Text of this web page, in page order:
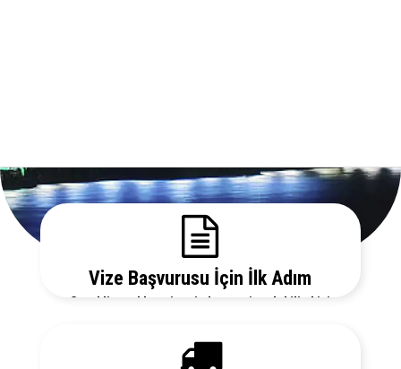
Vize Başvurusu İçin İlk Adım
Gerekli evrakları sitemizden temin edebilir, bizi